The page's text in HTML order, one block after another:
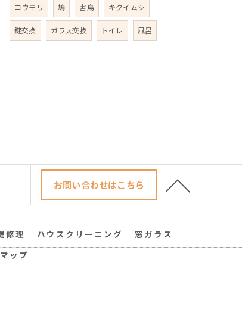
コウモリ 鳩 害鳥 キクイムシ
鍵交換 ガラス交換 トイレ 風呂
お問い合わせはこちら
修理 ハウスクリーニング
窓ガラス
ップ